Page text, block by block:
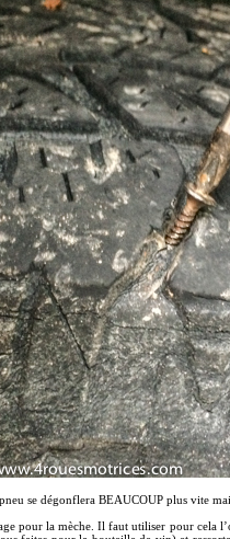
se dégonflera BEAUCOUP plus vite
pour la mèche. Il faut utiliser pour cela